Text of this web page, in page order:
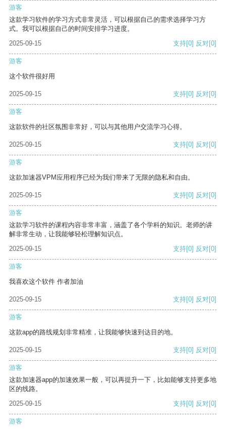
游客
这款学习软件的学习方式非常灵活，可以根据自己的需求选择学习方
式。我可以根据自己的时间安排学习进度。
2025-09-15
支持[0] 反对[0]
游客
这个软件很好用
2025-09-15 支持[0] 反对[0]
游客
这款软件的社区氛围非常好，可以与其他用户交流学习心得。
2025-09-15 支持[0] 反对[0]
游客
这款加速器VPM应用程序已经为我们带来了无限的隐私和自由。
2025-09-15 支持[0] 反对[0]
游客
这款学习软件的课程内容非常丰富，涵盖了各个学科的知识。老师的讲
解非常生动，让我能够轻松理解知识点。
2025-09-15
支持[0] 反对[0]
游客
我喜欢这个软件 作者加油
2025-09-15 支持[0] 反对[0]
游客
这款app的路线规划非常精准，让我能够快速到达目的地。
2025-09-15 支持[0] 反对[0]
游客
这款加速器app的加速效果一般，可以再提升一下，比如能够支持更多地
区的线路。
2025-09-15
支持[0] 反对[0]
游客